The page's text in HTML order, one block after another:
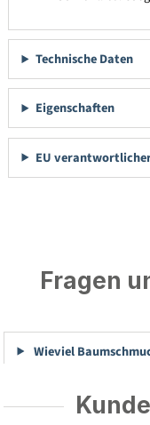
Technische Daten
Eigenschaften
EU
Fragen
Wieviel